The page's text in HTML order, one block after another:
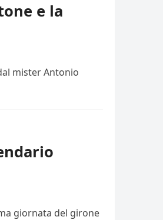
e la
mister Antonio
giornata del girone